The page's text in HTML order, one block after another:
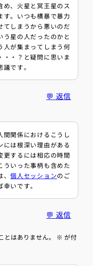
、火星と冥王星のス
す。いつも横暴で暴力
てしまうから悪いのだ
う星の人だったのかと
人が集まってしまう何
・・？と疑問に思いま
です。
💬 返信
関係におけるこうし
には根深い理由がある
更するには相応の時間
ういった事柄も含めた
、個人セッションのご
いです。
💬 返信
はありません。 ※ が付